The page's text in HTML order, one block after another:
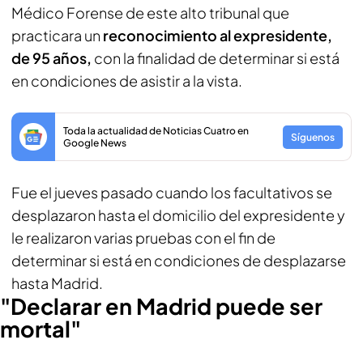
Médico Forense de este alto tribunal que
practicara un reconocimiento al expresidente,
de 95 años, con la finalidad de determinar si está
en condiciones de asistir a la vista.
Toda la actualidad de Noticias Cuatro en
Google News
Síguenos
Fue el jueves pasado cuando los facultativos se
desplazaron hasta el domicilio del expresidente y
le realizaron varias pruebas con el fin de
determinar si está en condiciones de desplazarse
hasta Madrid.
"Declarar en Madrid puede ser
mortal"